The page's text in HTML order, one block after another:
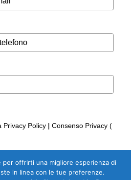
Privacy Policy | Consenso Privacy (
Guida Gratuita per
per offrirti una migliore esperienza di
in linea con le tue preferenze.